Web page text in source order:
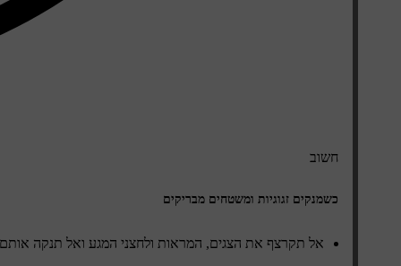
חשוב
כשמנקים זגוגיות ומשטחים מבריקים
אל תקרצף את הצגים, המראות ולחצני המגע ואל תנקה אותם